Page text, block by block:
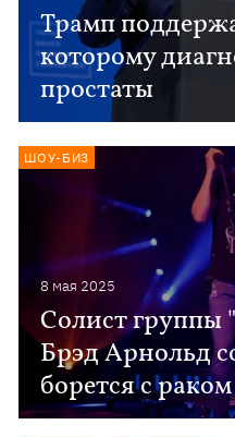
Трамп
которому
простаты
8 мая 2025
Солист группы
Брэд Арнольд
борется с
ШОУ-БИЗ